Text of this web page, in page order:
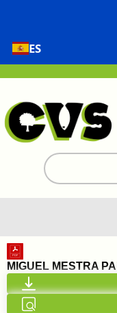
ES
Buscar:
Inicio
Nosotros
MIGUEL MESTRA